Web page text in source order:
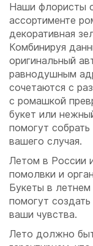
Наши флористы
ассортименте
декоративная
Комбинируя
оригинальный
равнодушным
сочетаются с
с ромашкой
букет или
помогут
вашего случая.
Летом в России
помолвки и
Букеты в
помогут
ваши чувства.
Лето должно